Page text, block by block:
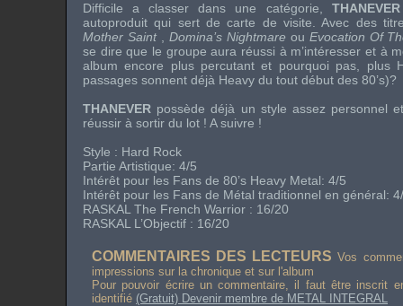
Difficile a classer dans une catégorie, THANEVER
autoproduit qui sert de carte de visite. Avec des
Mother Saint
Domina’s Nightmare ou Evocation Of
se dire que le groupe aura réussi à m’intéresser et à
album encore plus percutant et pourquoi pas, plus
passages sonnent déjà Heavy du tout début des 80’s)?
THANEVER possède déjà un style assez personnel
réussir à sortir du lot ! A suivre !
Style : Hard Rock
Partie Artistique: 4/5
Intérêt pour les Fans de 80’s Heavy Metal: 4/5
Intérêt pour les Fans de Métal traditionnel en général:
RASKAL The French Warrior : 16/20
RASKAL L’Objectif : 16/20
COMMENTAIRES DES LECTEURS Vos
impressions sur la chronique et sur l'album
Pour pouvoir écrire un commentaire, il faut être inscrit
identifié (Gratuit) Devenir membre de METAL INTEGRAL